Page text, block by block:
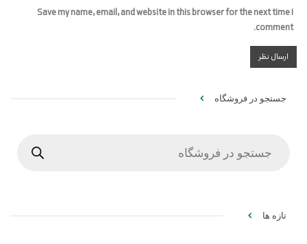
Save my name, email, and website in this browser for the next time I
comment.
جستجو در فروشگاه
تازه ها